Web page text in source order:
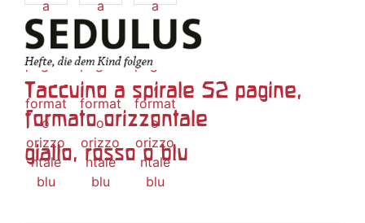
Taccuino a spirale 52 pagine,
formato orizzontale
giallo, rosso o blu